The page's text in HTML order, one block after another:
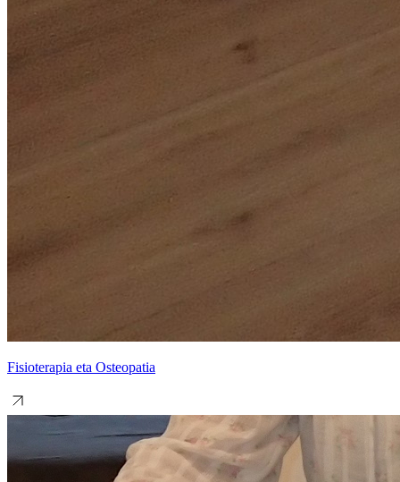
Fisioterapia eta Osteopatia